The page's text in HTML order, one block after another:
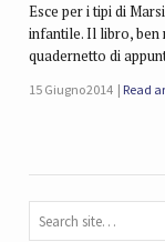
Esce per i tipi di
infantile. Il libro, ben
quadernetto di
15 Giugno 2014 Read